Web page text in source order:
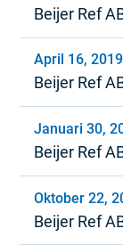
Beijer Ref
April 16, 2019
Beijer Ref
Januari 30,
Beijer Ref
Oktober 22,
Beijer Ref